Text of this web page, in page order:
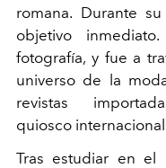
romana. Durante
objetivo
fotografía, y fue a
universo de la
revistas
quiosco
Tras estudiar en el